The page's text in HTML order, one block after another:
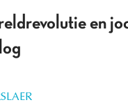
en